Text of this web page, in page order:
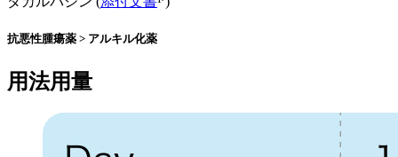
抗悪性腫瘍薬 > アルキル化薬
用法用量